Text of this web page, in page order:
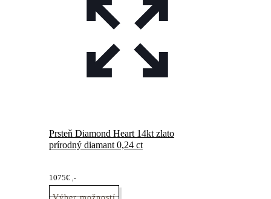
Prsteň Diamond Heart 14kt zlato
prírodný diamant 0,24 ct
1075€ ,-